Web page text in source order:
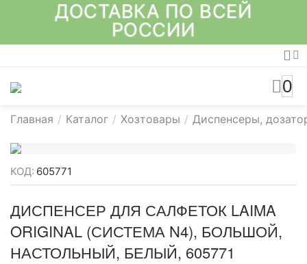
ДОСТАВКА ПО ВСЕЙ
РОССИИ
0
Главная / Каталог / Хозтовары / Диспенсеры,
КОД: 605771
ДИСПЕНСЕР ДЛЯ САЛФЕТОК LAIMA
ORIGINAL (СИСТЕМА N4), БОЛЬШОЙ,
НАСТОЛЬНЫЙ, БЕЛЫЙ, 605771